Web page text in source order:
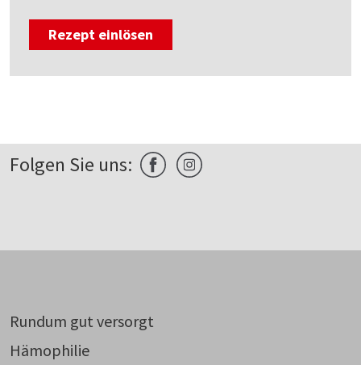
Rezept einlösen
Folgen Sie uns:
Rundum gut versorgt
Hämophilie